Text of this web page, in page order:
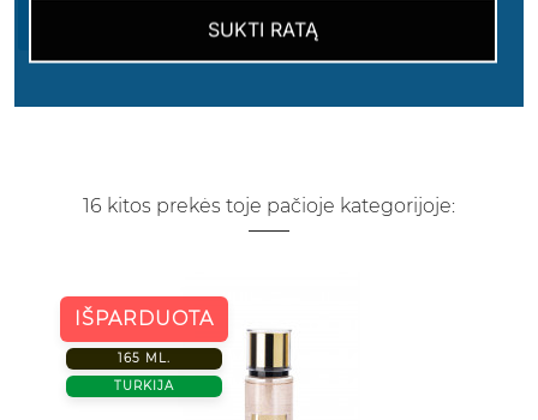
PARAŠYKITE SAVO ATSILIEPIMĄ
16 kitos prekės toje pačioje kategorijoje:
IŠPARDUOTA
165 ML.
TURKIJA
SUKTI RATĄ